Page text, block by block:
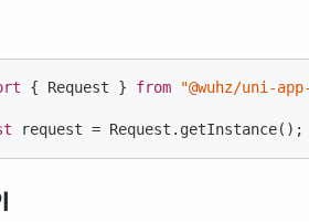
{ Request } from "@wuhz/uni-
request = Request.getInstance();